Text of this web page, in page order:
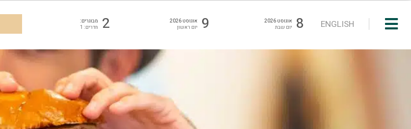
ENGLISH
8
אוגוסט 2026
יום שבת
9
אוגוסט 2026
יום ראשון
2
מבוגרים:
חדרים: 1